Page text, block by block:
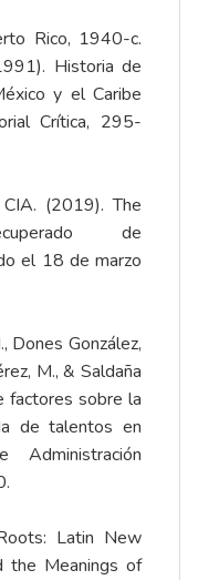
Rico, 1940-c.
Historia de
y el Caribe
Crítica, 295-
(2019). The
de
el 18 de marzo
Dones González,
M., & Saldaña
factores sobre la
de talentos en
Administración
Latin New
the Meanings of